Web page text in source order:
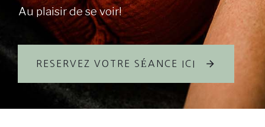
Au plaisir de se voir!
RESERVEZ VOTRE SÉANCE ICI